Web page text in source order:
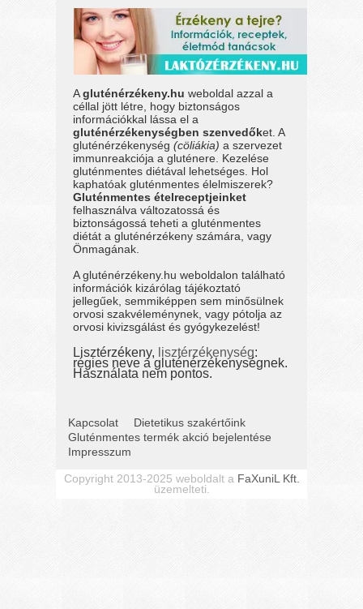
Agluténérzékeny.hu weboldal azzal a
céllal jött létre, hogy biztonságos
információkkal lássa el a
gluténérzékenységben szenvedőket. A
gluténérzékenység(cöliákia) a szervezet
immunreakciója a gluténere. Kezelése
gluténmentes diétával lehetséges. Hol
kaphatóak gluténmentes élelmiszerek?
Gluténmentes ételreceptjeinket
felhasználva változatossá és
biztonságossá teheti a gluténmentes
diétát a gluténérzékeny számára, vagy
Önmagának.
A gluténérzékeny.hu weboldalon található
információk kizárólag tájékoztató
jellegűek, semmiképpen sem minősülnek
orvosi szakvéleménynek, vagy pótolja az
orvosi kivizsgálást és gyógykezelést!
Lisztérzékeny, lisztérzékenység:
régies neve a gluténérzékenységnek.
Használata nem pontos.
Kapcsolat
Dietetikus szakértőink
Gluténmentes termék akció bejelentése
Impresszum
Copyright 2013-2025 weboldalt a FaXuniL Kft.
üzemelteti.